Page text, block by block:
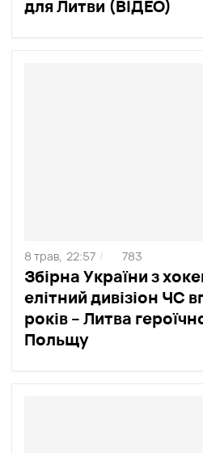
для Литви (ВІДЕО)
Збірна України з
елітний дивізіон ЧС
років – Литва
Польщу
8 трав, 22:57 / 783